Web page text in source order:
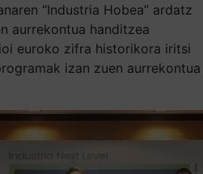
“Industria Hobea” ardatz
aurrekontua handitzea
euroko zifra historikora iritsi
izan zuen aurrekontua